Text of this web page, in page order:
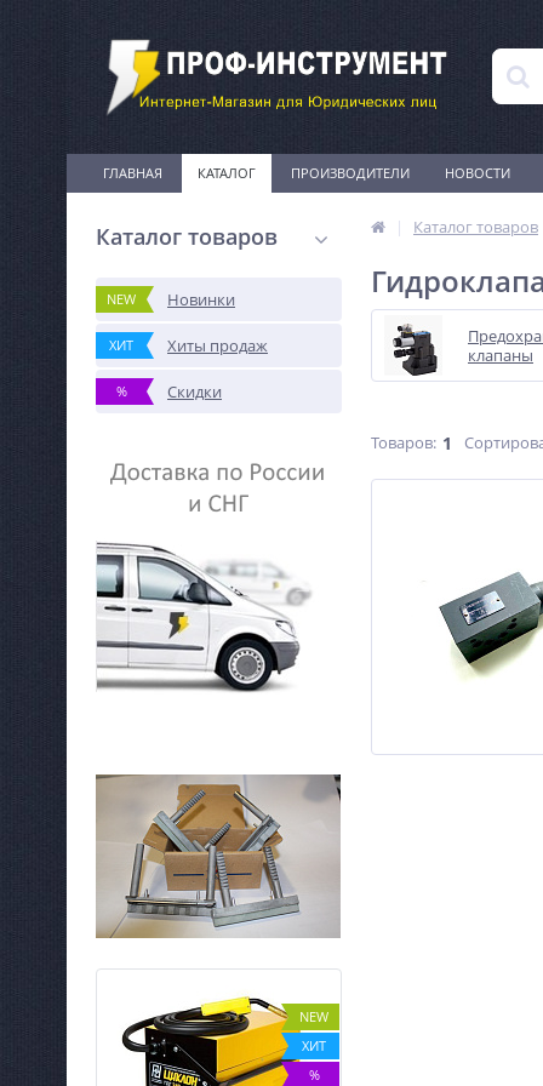
ГЛАВНАЯ КАТАЛОГ ПРОИЗВОДИТЕЛИ НОВОСТИ
Каталог товаров
NEW Новинки
ХИТ Хиты продаж
% Скидки
NEW
ХИТ
%
Каталог товаров
клапаны
Товаров: 1